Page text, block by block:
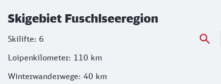
Skigebiet Fuschlseeregion
Skilifte: 6
Loipenkilometer: 110 km
Winterwanderwege: 40 km